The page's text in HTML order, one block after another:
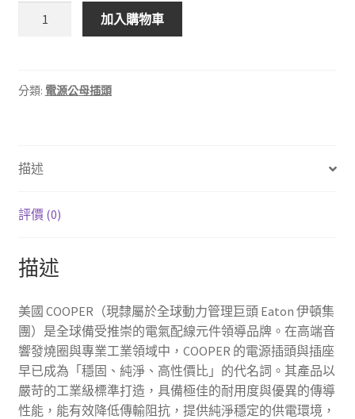
業
母
(黃
量
加入購物車
分類: 電源公母插頭
描述
評價 (0)
描述
美國 COOPER（現隸屬於全球動力管理巨頭 Eaton 伊頓集
團）是全球備受推崇的電氣配線元件領導品牌。在高端音
響發燒圈與專業工業領域中，COOPER 的電源插頭與插座
早已成為「穩固、純淨、高性價比」的代名詞。其產品以
嚴苛的工業級標準打造，具備極佳的耐用度與優異的傳導
性能，能有效降低傳輸阻抗，提供純淨穩定的供電環境，